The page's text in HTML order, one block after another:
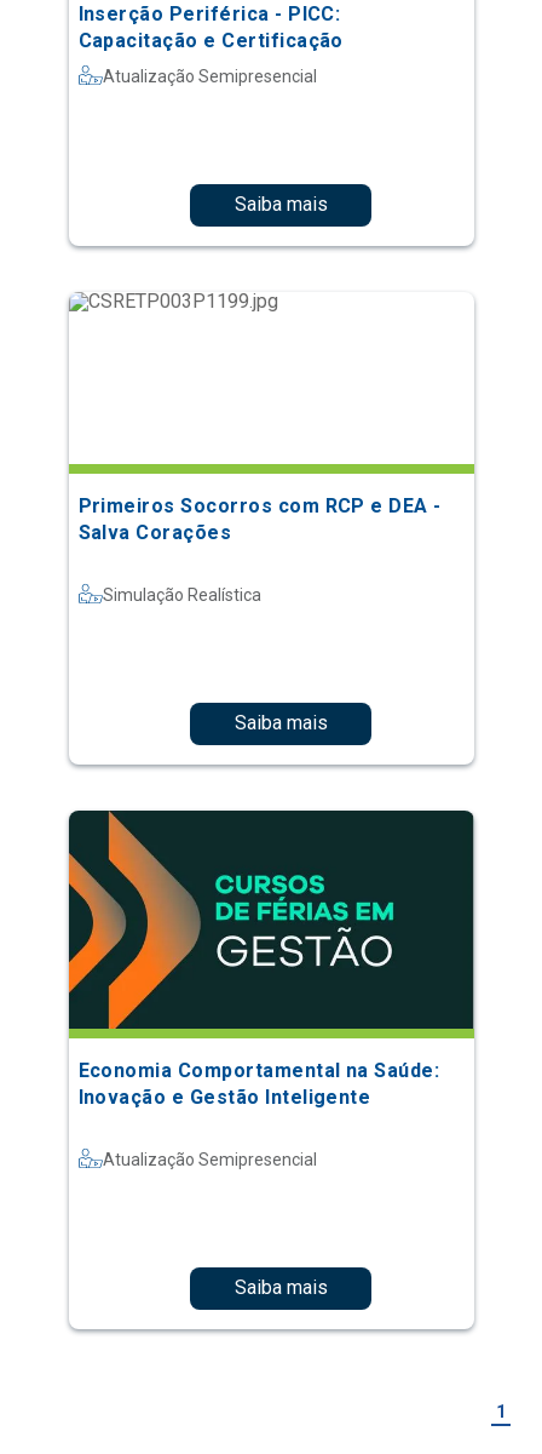
Inserção Periférica - PICC:
Capacitação e Certificação
Atualização Semipresencial
Saiba mais
Primeiros Socorros com RCP e DEA -
Salva Corações
Simulação Realística
Saiba mais
Economia Comportamental na Saúde:
Inovação e Gestão Inteligente
Atualização Semipresencial
Saiba mais
1